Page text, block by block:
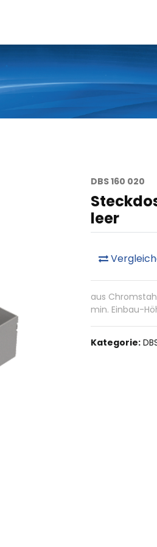
DBS 160 020
leer
aus
min. Einbau-
Kategorie: